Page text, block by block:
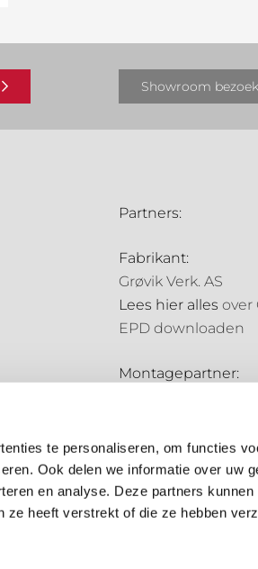
te personaliseren, om functies
Ook delen we informatie over uw
en analyse. Deze partners kunnen
ze heeft verstrekt of die ze hebben
Showroom
Partners:
Fabrikant:
Grøvik Verk. AS
Lees hier alles over
EPD downloaden
Montagepartner:
Distributiepartners:
Bouwmarkt NL
Hubo